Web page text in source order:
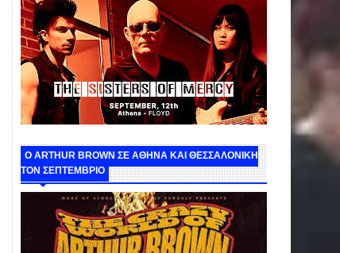
O ARTHUR BROWN ΣΕ ΑΘΗΝΑ ΚΑΙ ΘΕΣΣΑΛΟΝΙΚΗ
ΤΟΝ ΣΕΠΤΕΜΒΡΙΟ